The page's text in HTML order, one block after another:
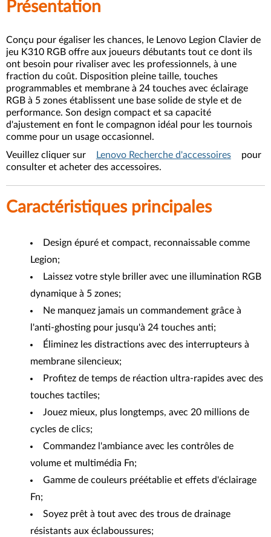
Présentation
Conçu pour égaliser les chances, le Lenovo Legion Clavier de
jeu K310 RGB offre aux joueurs débutants tout ce dont ils
ont besoin pour rivaliser avec les professionnels, à une
fraction du coût. Disposition pleine taille, touches
programmables et membrane à 24 touches avec éclairage
RGB à 5 zones établissent une base solide de style et de
performance. Son design compact et sa capacité
d'ajustement en font le compagnon idéal pour les tournois
comme pour un usage occasionnel.
Veuillez cliquer sur
Lenovo Recherche d'accessoires
pour
consulter et acheter des accessoires.
Caractéristiques principales
Design épuré et compact, reconnaissable comme
Legion;
Laissez votre style briller avec une illumination RGB
dynamique à 5 zones;
Ne manquez jamais un commandement grâce à
l'anti-ghosting pour jusqu'à 24 touches anti;
Éliminez les distractions avec des interrupteurs à
membrane silencieux;
Profitez de temps de réaction ultra-rapides avec des
touches tactiles;
Jouez mieux, plus longtemps, avec 20 millions de
cycles de clics;
Commandez l'ambiance avec les contrôles de
volume et multimédia Fn;
Gamme de couleurs préétablie et effets d'éclairage
Fn;
Soyez prêt à tout avec des trous de drainage
résistants aux éclaboussures;